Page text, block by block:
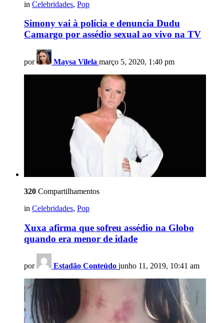
in Celebridades, Pop
Simony vai à polícia e denuncia Dudu
Camargo por assédio sexual ao vivo na TV
por Maysa Vilela março 5, 2020, 1:40 pm
320 Compartilhamentos
in Celebridades, Pop
Xuxa afirma que sofreu assédio na Globo
quando era menor de idade
por Estadão Conteúdo junho 11, 2019, 10:41 am